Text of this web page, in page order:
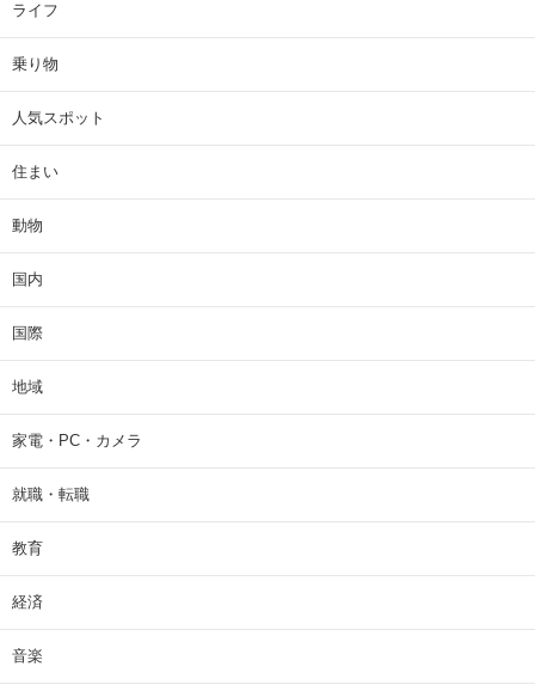
ライフ
乗り物
人気スポット
住まい
動物
国内
国際
地域
家電・PC・カメラ
就職・転職
教育
経済
音楽